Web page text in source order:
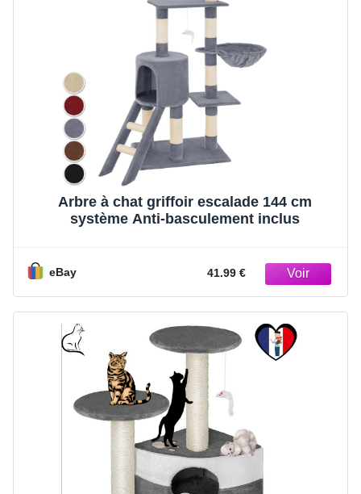
Arbre à chat griffoir escalade 144 cm
système Anti-basculement inclus
eBay 41.99 €